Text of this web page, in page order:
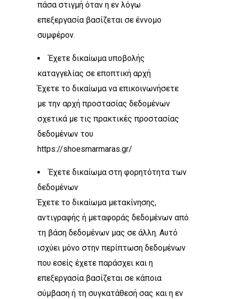
πάσα στιγμή όταν η εν λόγω
επεξεργασία βασίζεται σε έννομο
συμφέρον.
Έχετε δικαίωμα υποβολής
καταγγελίας σε εποπτική αρχή
Έχετε το δικαίωμα να επικοινωνήσετε
με την αρχή προστασίας δεδομένων
σχετικά με τις πρακτικές προστασίας
δεδομένων του
https://shoesmarmaras.gr/
Έχετε δικαίωμα στη φορητότητα των
δεδομένων
Έχετε το δικαίωμα μετακίνησης,
αντιγραφής ή μεταφοράς δεδομένων από
τη βάση δεδομένων μας σε άλλη. Αυτό
ισχύει μόνο στην περίπτωση δεδομένων
που εσείς έχετε παράσχει και η
επεξεργασία βασίζεται σε κάποια
σύμβαση ή τη συγκατάθεσή σας και η εν